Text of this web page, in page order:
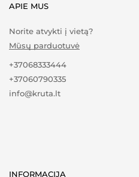
APIE MUS
Norite atvykti į vietą?
Mūsų parduotuvė
+37068333444
+37060790335
info@kruta.lt
INFORMACIJA